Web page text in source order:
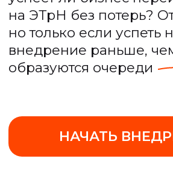
Посмотрите, как ЭТрН
может работать именно
у вас:
Настроим ЭТрН под ваши
Отправим на e-mail
исследование, как
350+ бизнесов
готовятся к переходу